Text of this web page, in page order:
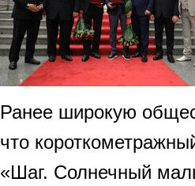
Ранее широкую
что
«Шаг. Солнечный